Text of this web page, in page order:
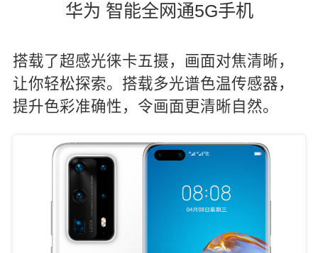
华为 智能全网通5G手机
搭载了超感光徕卡五摄，画面对焦清晰，
让你轻松探索。搭载多光谱色温传感器，
提升色彩准确性，令画面更清晰自然。